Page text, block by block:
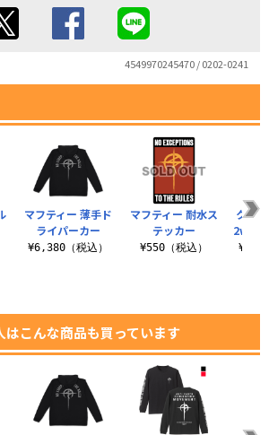
4549970245470 / 0202-0241
マフティー 薄手ド
ライパーカー
¥6,380（税込）
マフティー 耐水ス
テッカー
¥550（税込）
クス
2way
はこんな商品も買っています